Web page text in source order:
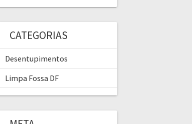
CATEGORIAS
Desentupimentos
Limpa Fossa DF